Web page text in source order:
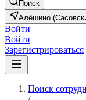
Поиск
Алёшино
Войти
Войти
Зарегистрироваться
Поиск